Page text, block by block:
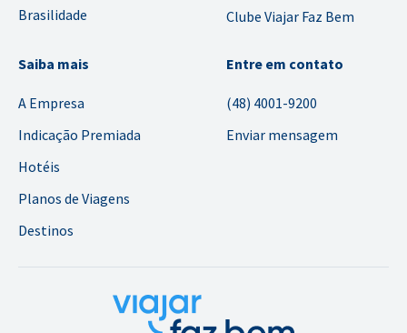
Brasilidade
Clube Viajar Faz Bem
Saiba mais
A Empresa
Indicação Premiada
Hotéis
Planos de Viagens
Destinos
Entre em contato
(48) 4001-9200
Enviar mensagem